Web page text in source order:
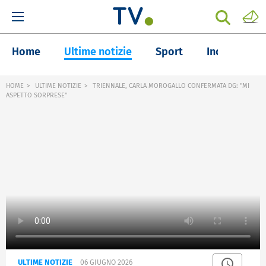
Home Ultime notizie Sport Inchieste
HOME ULTIME NOTIZIE
TRIENNALE, CARLA MOROGALLO CONFERMATA DG: "MI
ASPETTO SORPRESE"
ULTIME NOTIZIE 06 GIUGNO 2026